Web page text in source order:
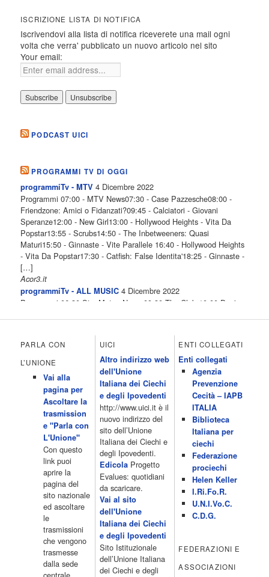
ISCRIZIONE LISTA DI NOTIFICA
Iscrivendovi alla lista di notifica riceverete una mail ogni
volta che verra' pubblicato un nuovo articolo nel sito
Your email:
PODCAST UICI
PROGRAMMI TV DI OGGI
programmiTv - MTV 4 Dicembre 2022
Programmi 07:00 - MTV News07:30 - Case Pazzesche08:00 -
Friendzone: Amici o Fidanzati?09:45 - Calciatori - Giovani
Speranze12:00 - New Girl13:00 - Hollywood Heights - Vita Da
Popstar13:55 - Scrubs14:50 - The Inbetweeners: Quasi
Maturi15:50 - Ginnaste - Vite Parallele 16:40 - Hollywood Heights
- Vita Da Popstar17:30 - Catfish: False Identita'18:25 - Ginnaste -
[…]
Acor3.it
programmiTv - ALL MUSIC 4 Dicembre 2022
Programmi 06.30 Star.Meteo.News 09.30 The Club 10.00 Deejay
All News 16.05 Rotazione musicale 19.00 All News 19.05 The
Club 19.30 19.30 Human Guinea Pigs 20.00 Inbox 21.00 Code
Monkeys 21.30 Sons of Butcher […]
programmiTv - ITALIA 1 4 Dicembre 2022
Programmi 06.35 Cartoni Animati 09.05 Telefilm:Starsky & Hutch
10.10 Telefilm:Supercar 12.15 12.15 Secondo voi 12.25 Studio
Aperto 13.00 Studio Sport 13.40 Cartoni animati 14.30 I Simpson
15.00 Telefilm:Paso adelante 15.55 15.55 Telefilm:Wildfire 16.50
Cartoni animati 18.30 Studio Aperto 19.05 Don Luca c'� 19.35
19.35 Medici miei 20.05 Camera caf� 20.30 La ruota della
fortuna 21.10 […]
Acor3.it
programmiTv - LA 7
4 Dicembre 2022
Programmi 06:00 - Tg La7/meteo/oroscopo/traffico06:55 - Movie
Flash07:00 - Omnibus ? Rassegna stampa07:30 - Tg La707:50 -
Omnibus09:50 - Coffee Break11:00 - L?aria che tira12:25 - I
men� di Benedetta13:30 - Tg La714:00 - Tg La7 Cronache14:40 -
Telefilm: Le strade di San Francisco - Omicidio di primo grado -
Una scuola di paura 16:30 […]
Acor3.it
PARLA CON
L’UNIONE
Vai alla
pagina per
Ascoltare la
trasmission
e "Parla con
L'Unione"
Con questo
link puoi
aprire la
pagina del
sito nazionale
ed ascoltare
le
trasmissioni
che vengono
trasmesse
dalla sede
UICI
Altro indirizzo web
dell'Unione
Italiana dei Ciechi
e degli Ipovedenti
http://www.uici.it è il
nuovo indirizzo del
sito dell’Unione
Italiana dei Ciechi e
degli Ipovedenti.
EdicolaProgetto
Evalues: quotidiani
da scaricare.
Vai al sito
dell'Unione
Italiana dei Ciechi
e degli Ipovedenti
Sito Istituzionale
dell’Unione Italiana
dei Ciechi e degli
ENTI COLLEGATI
Enti collegati
Agenzia
Prevenzione
Cecità – IAPB
ITALIA
Biblioteca
Italiana per
ciechi
Federazione
prociechi
Helen Keller
I.Ri.Fo.R.
U.N.I.Vo.C.
C.D.G.
FEDERAZIONI E
ASSOCIAZIONI